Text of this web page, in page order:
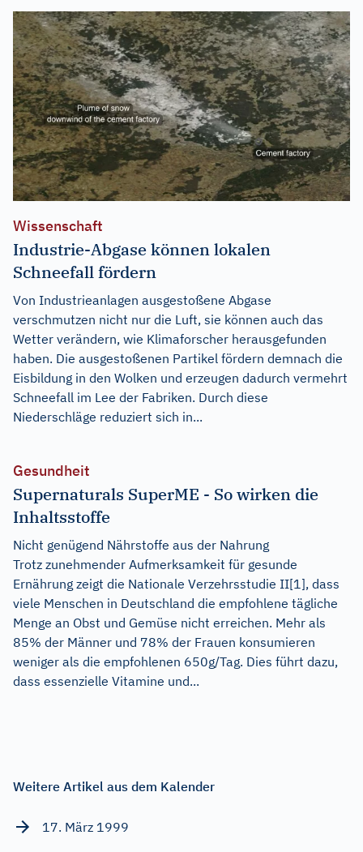
Wissenschaft
Industrie-Abgase können lokalen
Schneefall fördern
Von Industrieanlagen ausgestoßene Abgase
verschmutzen nicht nur die Luft, sie können auch das
Wetter verändern, wie Klimaforscher herausgefunden
haben. Die ausgestoßenen Partikel fördern demnach die
Eisbildung in den Wolken und erzeugen dadurch vermehrt
Schneefall im Lee der Fabriken. Durch diese
Niederschläge reduziert sich in...
Gesundheit
Supernaturals SuperME - So wirken die
Inhaltsstoffe
Nicht genügend Nährstoffe aus der Nahrung
Trotz zunehmender Aufmerksamkeit für gesunde
Ernährung zeigt die Nationale Verzehrsstudie II[1], dass
viele Menschen in Deutschland die empfohlene tägliche
Menge an Obst und Gemüse nicht erreichen. Mehr als
85% der Männer und 78% der Frauen konsumieren
weniger als die empfohlenen 650g/Tag. Dies führt dazu,
dass essenzielle Vitamine und...
Weitere Artikel aus dem Kalender
17. März 1999